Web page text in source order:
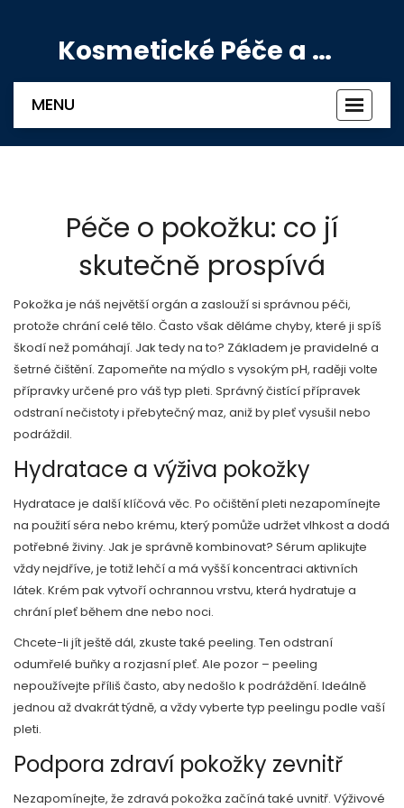
Kosmetické Péče a Výživové Doplňky
MENU
Péče o pokožku: co jí
skutečně prospívá
Pokožka je náš největší orgán a zaslouží si správnou péči,
protože chrání celé tělo. Často však děláme chyby, které ji spíš
škodí než pomáhají. Jak tedy na to? Základem je pravidelné a
šetrné čištění. Zapomeňte na mýdlo s vysokým pH, raději volte
přípravky určené pro váš typ pleti. Správný čistící přípravek
odstraní nečistoty i přebytečný maz, aniž by pleť vysušil nebo
podráždil.
Hydratace a výživa pokožky
Hydratace je další klíčová věc. Po očištění pleti nezapomínejte
na použití séra nebo krému, který pomůže udržet vlhkost a dodá
potřebné živiny. Jak je správně kombinovat? Sérum aplikujte
vždy nejdříve, je totiž lehčí a má vyšší koncentraci aktivních
látek. Krém pak vytvoří ochrannou vrstvu, která hydratuje a
chrání pleť během dne nebo noci.
Chcete-li jít ještě dál, zkuste také peeling. Ten odstraní
odumřelé buňky a rozjasní pleť. Ale pozor – peeling
nepoužívejte příliš často, aby nedošlo k podráždění. Ideálně
jednou až dvakrát týdně, a vždy vyberte typ peelingu podle vaší
pleti.
Podpora zdraví pokožky zevnitř
Nezapomínejte, že zdravá pokožka začíná také uvnitř. Výživové